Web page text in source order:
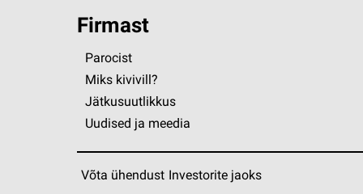
Firmast
Parocist
Miks kivivill?
Jätkusuutlikkus
Uudised ja meedia
Võta ühendust Investorite jaoks